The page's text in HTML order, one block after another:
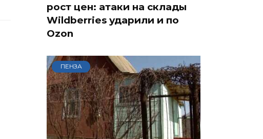
рост цен: атаки на склады
Wildberries ударили и по
Ozon
ПЕНЗА